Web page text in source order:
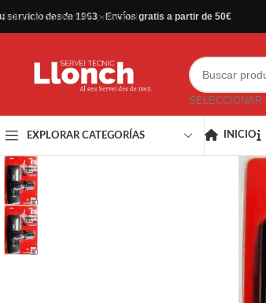
Saltar al contenido principal
servicio desde 1963 - Envíos gratis a partir de 50€
EXPLORAR CATEGORÍAS INICIO